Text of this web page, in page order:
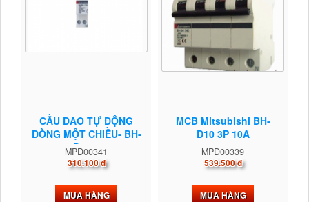
CẦU DAO TỰ ĐỘNG
DÒNG MỘT CHIỀU- BH-
D10...
MPD00341
310.100 đ
MUA HÀNG
MCB Mitsubishi BH-
D10 3P 10A
MPD00339
539.500 đ
MUA HÀNG